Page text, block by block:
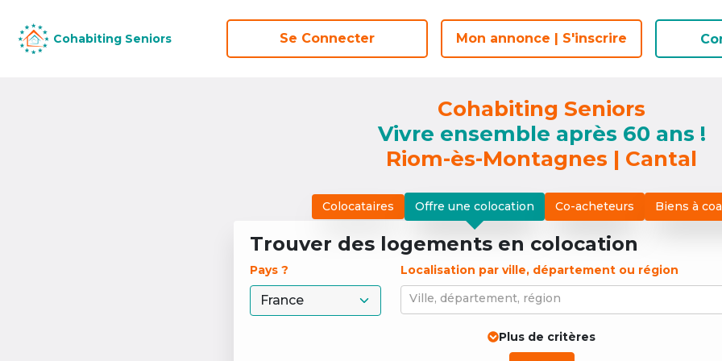
Cohabiting Seniors Se Connecter Mon annonce | S'inscrire
Cohabiting Seniors Se Connecter Mon annonce | S'inscrire
Cohabiting Seniors
Vivre ensemble après 60 ans !
Riom-ès-Montagnes | Cantal
Colocataires Offre une colocation Co-acheteurs Biens à
Trouver des logements en colocation
Pays ?
Localisation par ville, département ou région
Ville, département, région
Plus de critères